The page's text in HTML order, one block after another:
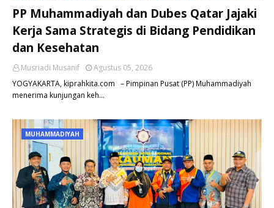
PP Muhammadiyah dan Dubes Qatar Jajaki
Kerja Sama Strategis di Bidang Pendidikan
dan Kesehatan
Musriadi Musanif
Agustus 05, 2026
YOGYAKARTA, kiprahkita.com – Pimpinan Pusat (PP) Muhammadiyah
menerima kunjungan keh…
MUHAMMADIYAH